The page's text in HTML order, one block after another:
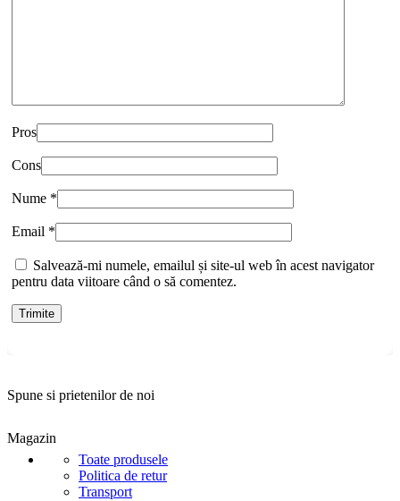
Pros
Cons
Nume *
Email *
Salvează-mi numele, emailul și site-ul web în acest navigator
pentru data viitoare când o să comentez.
Spune si prietenilor de noi
Magazin
Toate produsele
Politica de retur
Transport